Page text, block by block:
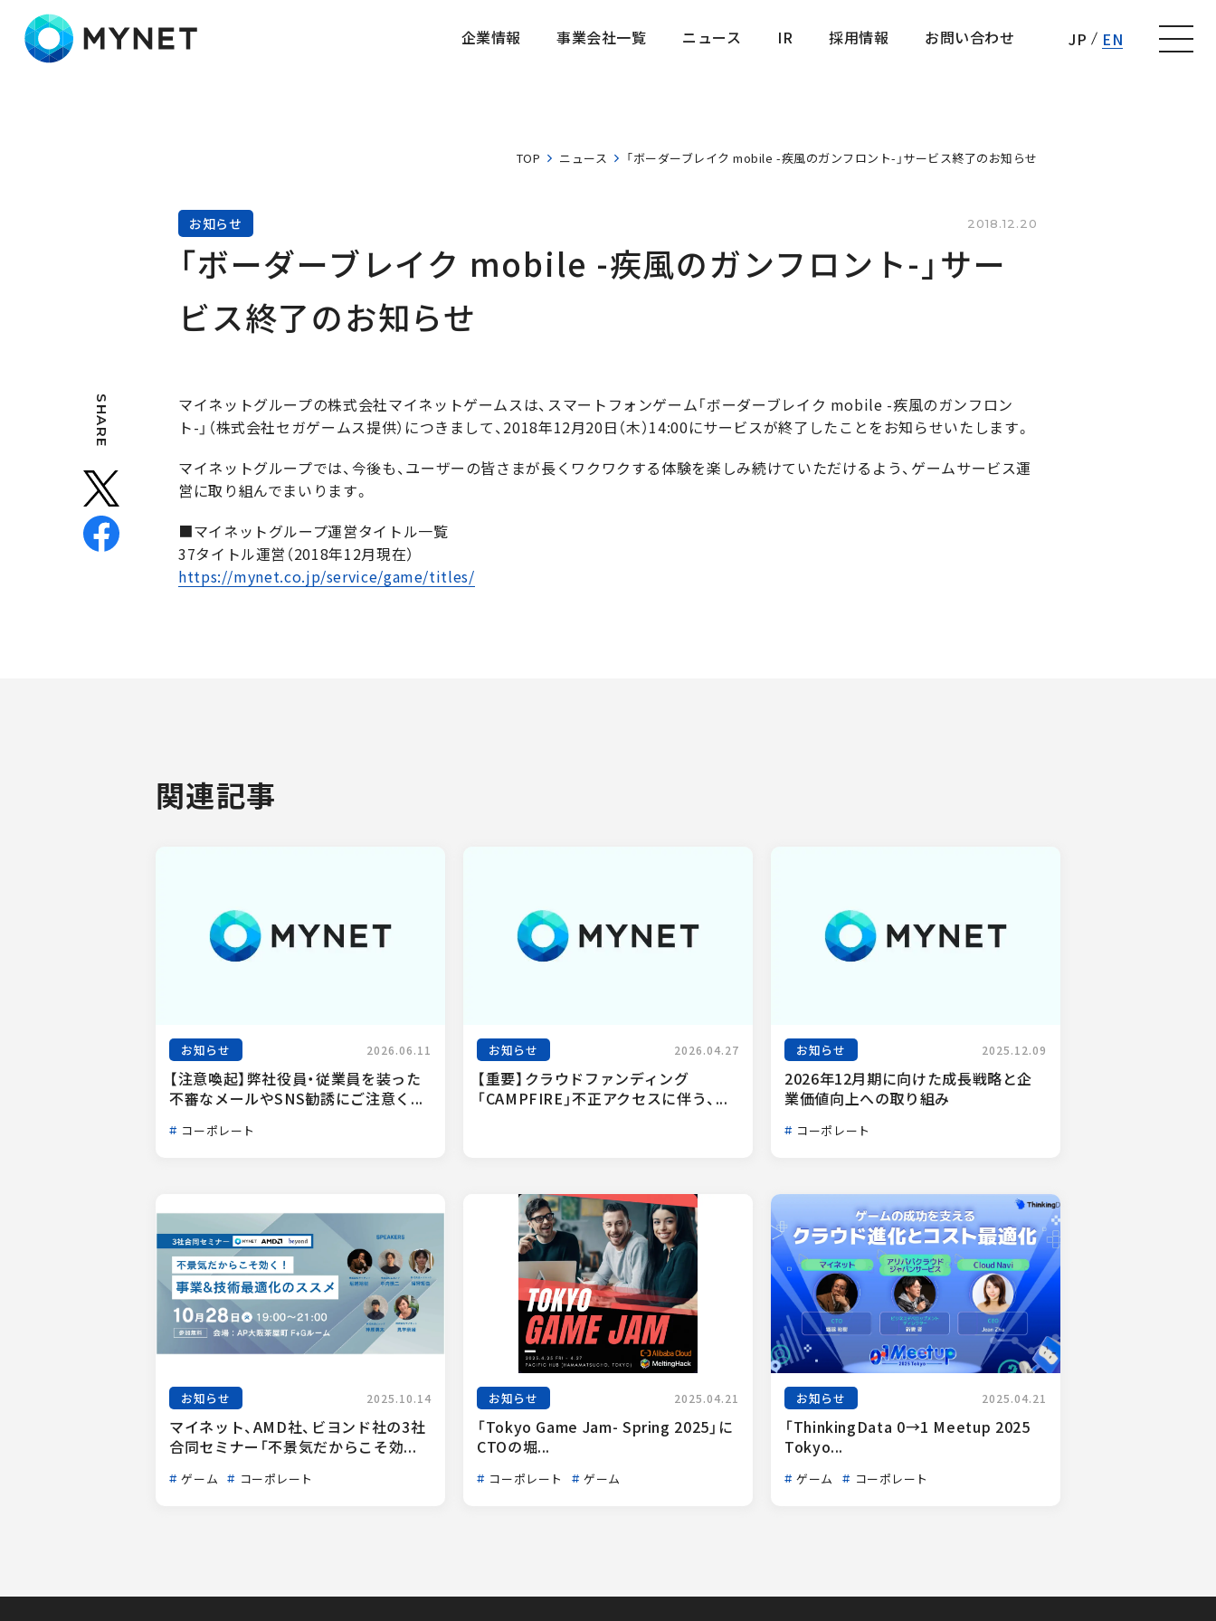
企業情報
事業会社一覧
ニュース
IR
採用情報
お問い合わせ
JP EN
TOP ニュース 「ボーダーブレイク mobile -疾風のガンフロント-」サービス終了のお知らせ
お知らせ 2018.12.20
「ボーダーブレイク mobile -疾風のガンフロント-」サー
ビス終了のお知らせ
SHARE
マイネットグループの株式会社マイネットゲームスは、スマートフォンゲーム「ボーダーブレイク mobile -疾風のガンフロン
ト-」（株式会社セガゲームス提供）につきまして、2018年12月20日（木）14:00にサービスが終了したことをお知らせいたします。
マイネットグループでは、今後も、ユーザーの皆さまが長くワクワクする体験を楽しみ続けていただけるよう、ゲームサービス運
営に取り組んでまいります。
■マイネットグループ運営タイトル一覧
37タイトル運営（2018年12月現在）
https://mynet.co.jp/service/game/titles/
関連記事
お知らせ 2026.06.11
【注意喚起】弊社役員・従業員を装った
不審なメールやSNS勧誘にご注意く...
コーポレート
お知らせ 2026.04.27
【重要】クラウドファンディング
「CAMPFIRE」不正アクセスに伴う、...
お知らせ 2025.12.09
2026年12月期に向けた成長戦略と企
業価値向上への取り組み
コーポレート
お知らせ 2025.10.14
マイネット、AMD社、ビヨンド社の3社
合同セミナー「不景気だからこそ効...
ゲーム コーポレート
お知らせ 2025.04.21
「Tokyo Game Jam- Spring 2025」に
CTOの堀...
コーポレート ゲーム
お知らせ 2025.04.21
「ThinkingData 0→1 Meetup 2025
Tokyo...
ゲーム コーポレート